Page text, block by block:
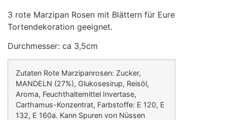
3 rote Marzipan Rosen mit Blättern für Eure
Tortendekoration geeignet.
Durchmesser: ca 3,5cm
Zutaten Rote Marzipanrosen: Zucker,
MANDELN (27%), Glukosesirup, Reisöl,
Aroma, Feuchthaltemittel Invertase,
Carthamus-Konzentrat, Farbstoffe: E 120, E
132, E 160a. Kann Spuren von Nüssen